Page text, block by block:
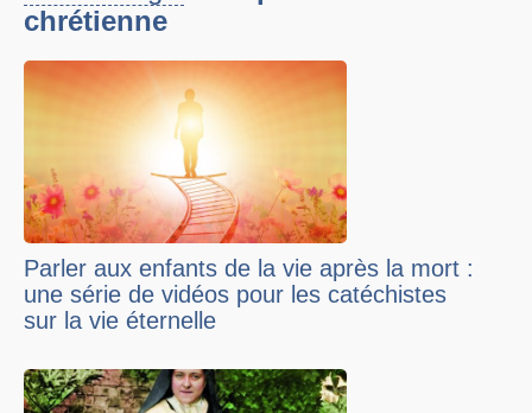
chrétienne
Parler aux enfants de la vie après la mort :
une série de vidéos pour les catéchistes
sur la vie éternelle